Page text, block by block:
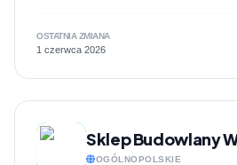
OSTATNIA ZMIANA
1 czerwca 2026
OGÓLNOPOLSKIE